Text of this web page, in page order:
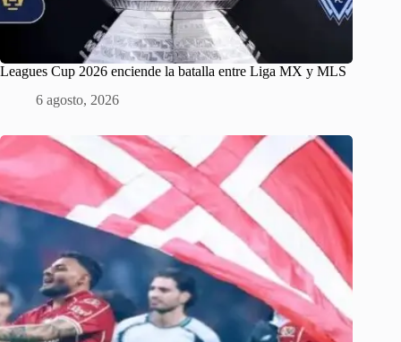
Leagues Cup 2026 enciende la batalla entre Liga MX y MLS
6 agosto, 2026